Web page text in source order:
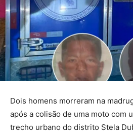
Dois homens morreram na
após a colisão de uma moto com
trecho urbano do distrito Stela